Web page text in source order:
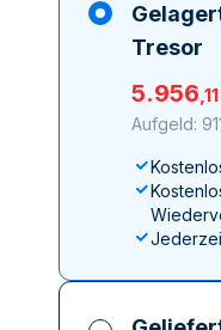
Tresor
5.956,11
Aufgeld: